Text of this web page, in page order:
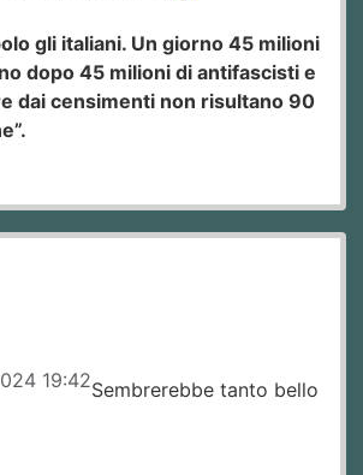
gli italiani. Un giorno 45 milioni
dopo 45 milioni di antifascisti e
dai censimenti non risultano 90
19:42Sembrerebbe tanto bello